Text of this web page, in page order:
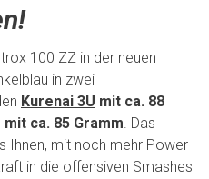
100 ZZ in der neuen
in zwei
Kurenai 3U mit ca. 88
ca. 85 Gramm. Das
Ihnen, mit noch mehr Power
in die offensiven Smashes